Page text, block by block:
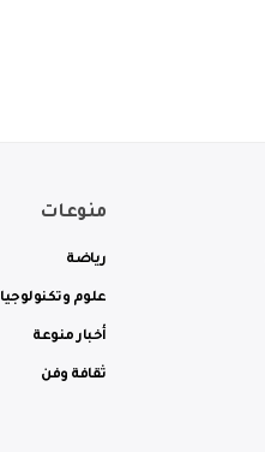
منوعات
رياضة
علوم وتكنولوجيا
أخبار منوعة
ثقافة وفن